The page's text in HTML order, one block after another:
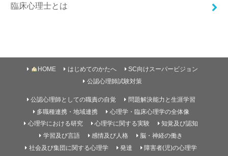
臨床心理士とは
HOME はじめてのかたへ
SC向けスーパービジョン
公認心理師試験対策
公認心理師としての職責の自覚
問題解決能力と生涯学習
多職種連携・地域連携
心理学・臨床心理学の全体像
心理学における研究
心理学に関する実験
知覚及び認知
学習及び言語
感情及び人格
脳・神経の働き
社会及び集団に関する心理学
発達 障害者(児)の心理学